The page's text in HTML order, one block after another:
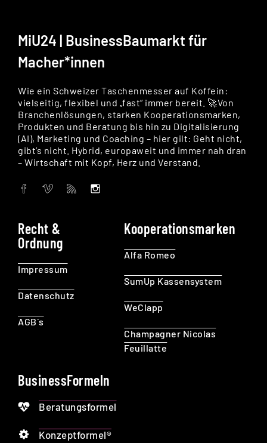
MiU24 | BusinessBaumarkt für
Macher*innen
Wie ein Schweizer Taschenmesser auf Koffein:
vielseitig, flexibel und „fast“ immer bereit. 🚀Von
Branchenlösungen, starken Kooperationsmarken,
Produkten und Beratung bis hin zu Digitalisierung
(AI), Marketing und Coaching – hier gilt: Geht nicht,
gibt’s nicht. Hybrid, europaweit und immer nah dran
– Wirtschaft mit Kopf, Herz und Verstand.
Recht &
Ordnung
Impressum
Datenschutz
AGB`s
Kooperationsmarken
Alfa Romeo
SumUp Kassensystem
WeClapp
Champagner Nicolas
Feuillatte
BusinessFormeln
Beratungsformel
Konzeptformel®